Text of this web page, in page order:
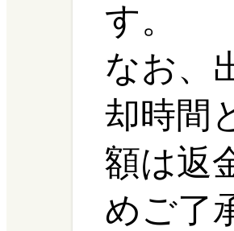
す。
なお、
却時間
額は返
めご了